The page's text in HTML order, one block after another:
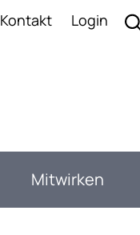
Kontakt Login
Mitwirken